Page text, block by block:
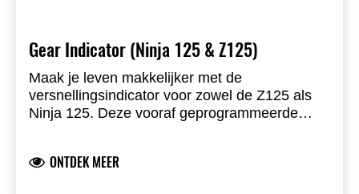
Gear Indicator (Ninja 125 & Z125)
Maak je leven makkelijker met de
versnellingsindicator voor zowel de Z125 als
Ninja 125. Deze vooraf geprogrammeerde
de Z125 wordt het optionele bracket
ONTDEK MEER